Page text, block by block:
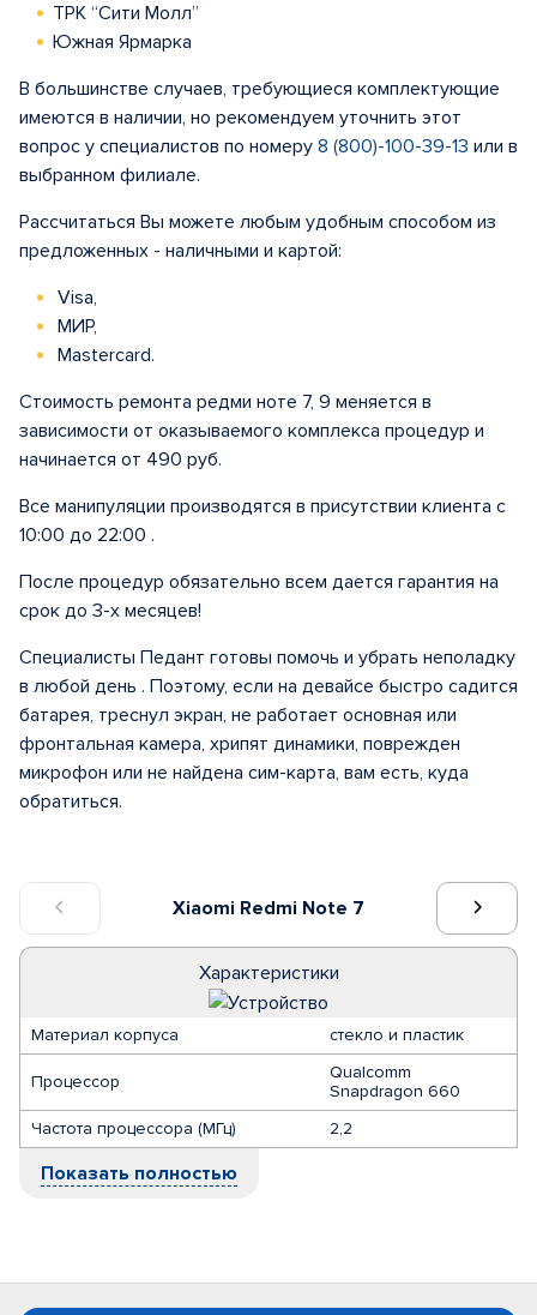
Xiaomi Redmi Note 7
Характеристики
Материал корпуса стекло и пластик
Процессор
Qualcomm
Snapdragon 660
Частота процессора (МГц)
2,2
Показать полностью
ТРК “Сити Молл”
Южная Ярмарка
В большинстве случаев, требующиеся комплектующие
имеются в наличии, но рекомендуем уточнить этот
вопрос у специалистов по номеру 8 (800)-100-39-13 или в
выбранном филиале.
Рассчитаться Вы можете любым удобным способом из
предложенных - наличными и картой:
Visa,
МИР,
Mastercard.
Стоимость ремонта редми ноте 7, 9 меняется в
зависимости от оказываемого комплекса процедур и
начинается от 490 руб.
Все манипуляции производятся в присутствии клиента с
10:00 до 22:00 .
После процедур обязательно всем дается гарантия на
срок до 3-х месяцев!
Специалисты Педант готовы помочь и убрать неполадку
в любой день . Поэтому, если на девайсе быстро садится
батарея, треснул экран, не работает основная или
фронтальная камера, хрипят динамики, поврежден
микрофон или не найдена сим-карта, вам есть, куда
обратиться.